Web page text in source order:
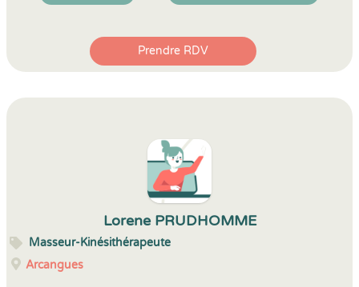
Prendre RDV
Lorene PRUDHOMME
Masseur-Kinésithérapeute
Arcangues